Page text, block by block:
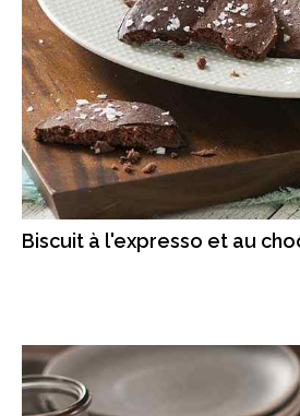
Biscuit à l'expresso et au